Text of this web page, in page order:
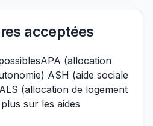
acceptées
(allocation
ASH (aide sociale
(allocation de logement
sur les aides